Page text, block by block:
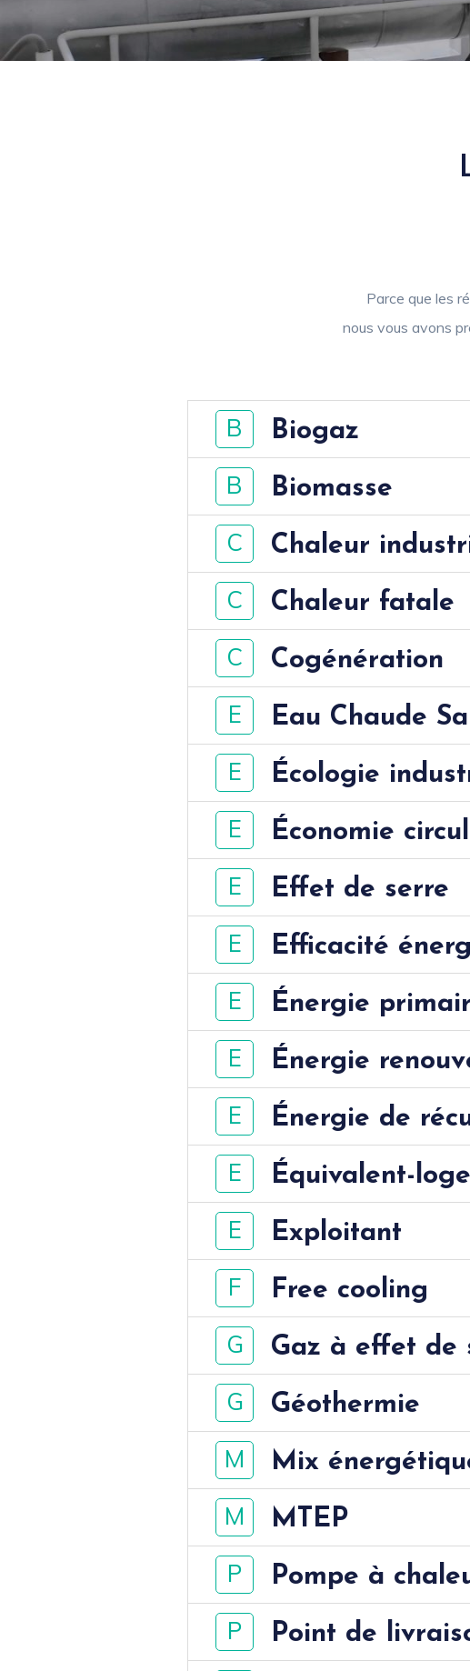
Parce que les
nous vous avons
B Biogaz
B Biomasse
C Chaleur
C Chaleur fatale
C Cogénération
E Eau Chaude
E Écologie
E Économie
E Effet de serre
E Efficacité
E Énergie
E Énergie
E Énergie de
E Équivalent-
E Exploitant
F Free cooling
G Gaz à effet de
G Géothermie
M Mix
M MTEP
P Pompe à
P Point de